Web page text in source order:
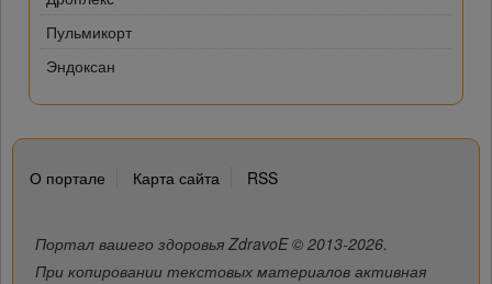
Пульмикорт
Эндоксан
О портале Карта сайта RSS
Портал вашего здоровья ZdravoE © 2013-2026.
При копировании текстовых материалов активная